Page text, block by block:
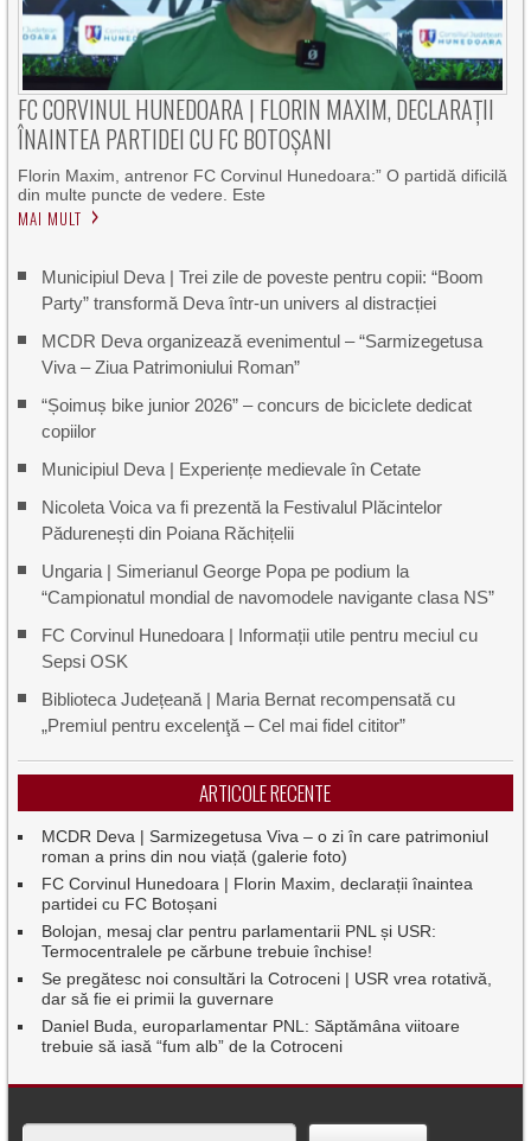
FC CORVINUL HUNEDOARA | FLORIN MAXIM, DECLARAȚII
ÎNAINTEA PARTIDEI CU FC BOTOȘANI
Florin Maxim, antrenor FC Corvinul Hunedoara:” O partidă dificilă
din multe puncte de vedere. Este
MAI MULT
Municipiul Deva | Trei zile de poveste pentru copii: “Boom
Party” transformă Deva într-un univers al distracției
MCDR Deva organizează evenimentul – “Sarmizegetusa
Viva – Ziua Patrimoniului Roman”
“Șoimuș bike junior 2026” – concurs de biciclete dedicat
copiilor
Municipiul Deva | Experiențe medievale în Cetate
Nicoleta Voica va fi prezentă la Festivalul Plăcintelor
Pădurenești din Poiana Răchițelii
Ungaria | Simerianul George Popa pe podium la
“Campionatul mondial de navomodele navigante clasa NS”
FC Corvinul Hunedoara | Informații utile pentru meciul cu
Sepsi OSK
Biblioteca Județeană | Maria Bernat recompensată cu
„Premiul pentru excelenţă – Cel mai fidel cititor”
ARTICOLE RECENTE
MCDR Deva | Sarmizegetusa Viva – o zi în care patrimoniul
roman a prins din nou viață (galerie foto)
FC Corvinul Hunedoara | Florin Maxim, declarații înaintea
partidei cu FC Botoșani
Bolojan, mesaj clar pentru parlamentarii PNL și USR:
Termocentralele pe cărbune trebuie închise!
Se pregătesc noi consultări la Cotroceni | USR vrea rotativă,
dar să fie ei primii la guvernare
Daniel Buda, europarlamentar PNL: Săptămâna viitoare
trebuie să iasă “fum alb” de la Cotroceni